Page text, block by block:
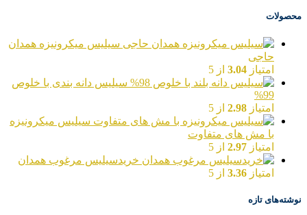
محصولات
سیلیس میکرونیزه همدان
حاجی
امتیاز 3.04 از 5
سیلیس دانه بندی با خلوص
99%
امتیاز 2.98 از 5
سیلیس میکرونیزه
با مش های متفاوت
امتیاز 2.97 از 5
خریدسیلیس مرغوب همدان
امتیاز 3.36 از 5
نوشته‌های تازه